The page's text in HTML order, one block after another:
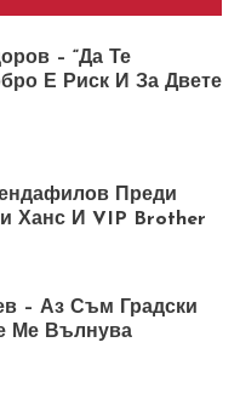
– “Да Те
Е Риск И За Двете
Преди
Ханс И VIP Brother
– Аз Съм Градски
Ме Вълнува